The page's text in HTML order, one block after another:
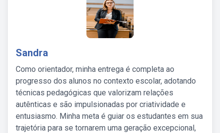
Sandra
Como orientador, minha entrega é completa ao
progresso dos alunos no contexto escolar, adotando
técnicas pedagógicas que valorizam relações
autênticas e são impulsionadas por criatividade e
entusiasmo. Minha meta é guiar os estudantes em sua
trajetória para se tornarem uma geração excepcional,